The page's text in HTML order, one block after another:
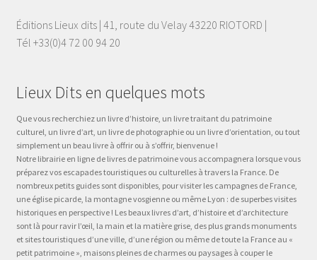
Éditions Lieux dits | 41, route du Velay 43220 RIOTORD |
Tél +33(0)4 72 00 94 20
Lieux Dits en quelques mots
Que vous recherchiez un livre d’histoire, un livre traitant du patrimoine
culturel, un livre d’art, un livre de photographie ou un livre d’orientation, ou tout
simplement un beau livre à offrir ou à s’offrir, bienvenue !
Notre librairie en ligne de livres de patrimoine vous accompagnera lorsque vous
préparez vos escapades touristiques ou culturelles à travers la France. De
nombreux petits guides sont disponibles, pour visiter les campagnes de France,
une église picarde, la montagne vosgienne ou même Lyon : de superbes visites
historiques en perspective ! Les beaux livres d’art, d’histoire et d’architecture
sont là pour ravir l’œil, la main et la matière grise, des plus grands monuments
et sites touristiques d’une ville, d’une région ou même de toute la France au «
petit patrimoine », maisons pleines de charmes ou paysages à couper le